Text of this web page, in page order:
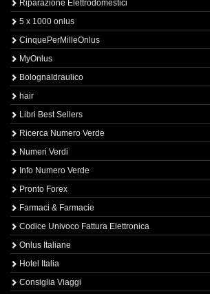
Riparazione Elettrodomestici
5 x 1000 onlus
CinquePerMilleOnlus
MyOnlus
BolognaIdraulico
hair
Libri Best Sellers
Ricerca Numero Verde
Numeri Verdi
Info Numero Verde
Pronto Forex
Farmaci & Farmacie
Codice Univoco Fattura Elettronica
Onlus Italiane
Hotel Italia
Consiglia Viaggi